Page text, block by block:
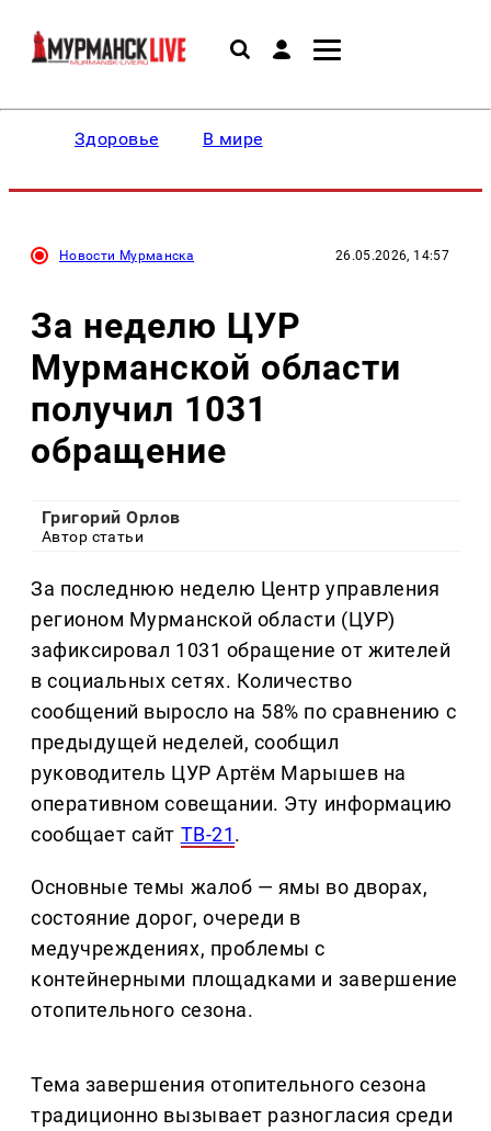
Здоровье В мире
Новости Мурманска 26.05.2026, 14:57
За неделю ЦУР
Мурманской области
получил 1031
обращение
Григорий Орлов
Автор статьи
За последнюю неделю Центр управления
регионом Мурманской области (ЦУР)
зафиксировал 1031 обращение от жителей
в социальных сетях. Количество
сообщений выросло на 58% по сравнению с
предыдущей неделей, сообщил
руководитель ЦУР Артём Марышев на
оперативном совещании. Эту информацию
сообщает сайт ТВ-21.
Основные темы жалоб — ямы во дворах,
состояние дорог, очереди в
медучреждениях, проблемы с
контейнерными площадками и завершение
отопительного сезона.
Тема завершения отопительного сезона
традиционно вызывает разногласия среди